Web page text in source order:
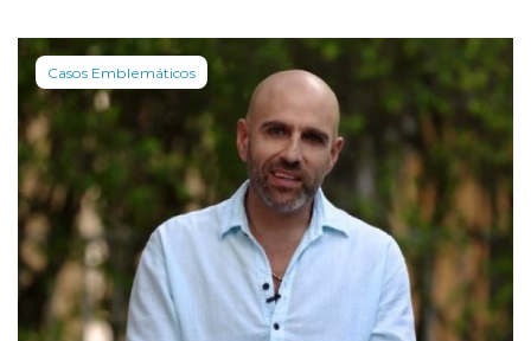
Casos Emblemáticos